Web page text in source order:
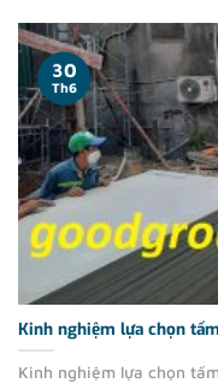
Kinh nghiệm lựa chọn
Kinh nghiệm lựa chọn
30
Th6